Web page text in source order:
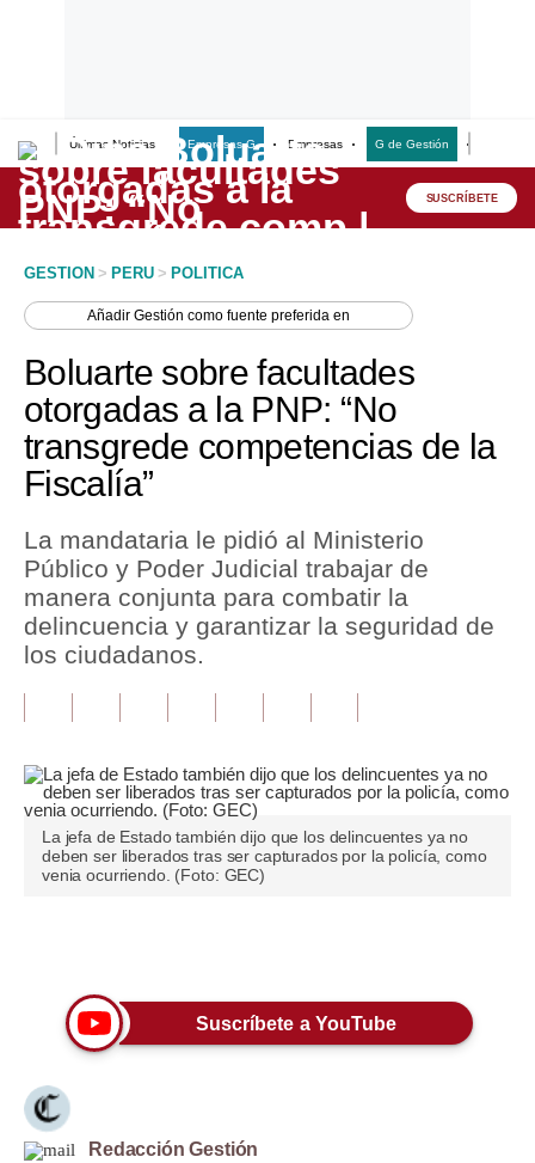
Últimas Noticias Empresas G Empresas G de Gestión
Lo último
Peru Quiosco
Economía
Mercados
Perú
Política
Tu Dinero
Finanzas Personales
Plus G
Opinión
Editorial
Pregunta de hoy
Lujo
Viajes
Moda
Estilos
SUSCRÍBETE
GESTION > PERU > POLITICA
AñadirGestión como fuente preferida en
Boluarte sobre facultades
otorgadas a la PNP: “No
transgrede competencias de la
Fiscalía”
La mandataria le pidió al Ministerio
Público y Poder Judicial trabajar de
manera conjunta para combatir la
delincuencia y garantizar la seguridad de
los ciudadanos.
La jefa de Estado también dijo que los delincuentes ya no
deben ser liberados tras ser capturados por la policía, como
venia ocurriendo. (Foto: GEC)
Suscríbete a YouTube
Redacción Gestión